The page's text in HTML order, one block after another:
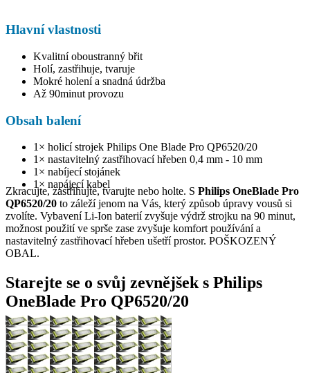
Hlavní vlastnosti
Kvalitní oboustranný břit
Holí, zastřihuje, tvaruje
Mokré holení a snadná údržba
Až 90minut provozu
Obsah balení
1× holicí strojek Philips One Blade Pro QP6520/20
1× nastavitelný zastřihovací hřeben 0,4 mm - 10 mm
1× nabíjecí stojánek
1× napájecí kabel
Zkracujte, zastřihujte, tvarujte nebo holte. S Philips OneBlade Pro
QP6520/20 to záleží jenom na Vás, který způsob úpravy vousů si
zvolíte. Vybavení Li-Ion baterií zvyšuje výdrž strojku na 90 minut,
možnost použití ve sprše zase zvyšuje komfort používání a
nastavitelný zastřihovací hřeben ušetří prostor. POŠKOZENÝ
OBAL.
Starejte se o svůj zevnějšek s Philips
OneBlade Pro QP6520/20